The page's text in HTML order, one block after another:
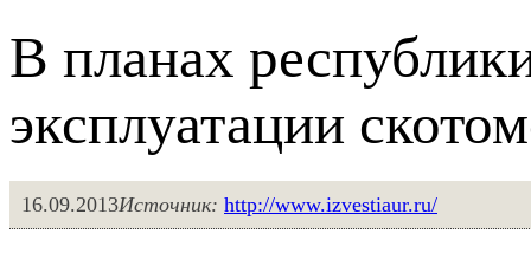
В планах
эксплуатации
16.09.2013Источник: http://www.izvestiaur.ru/